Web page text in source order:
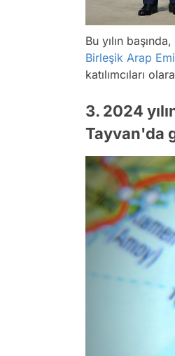
Bu yılın
Birleşik Arap
katılımcıları
3. 2024
Tayvan'da